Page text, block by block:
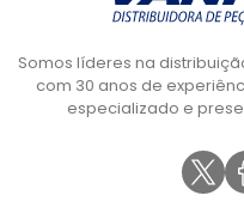
Somos líderes na
com 30 anos de
especializado e